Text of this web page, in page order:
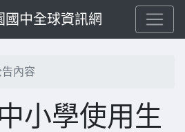
國中全球資訊網
告內容
小學使用生